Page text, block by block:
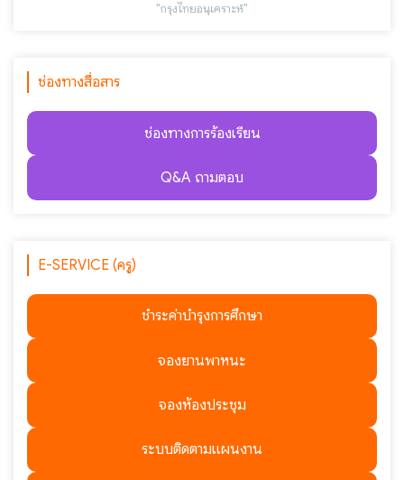
"กรุงไทยอนุเคราะห์"
ช่องทางสื่อสาร
ช่องทางการร้องเรียน
Q&A ถามตอบ
E-SERVICE (ครู)
ชำระค่าบำรุงการศึกษา
จองยานพาหนะ
จองห้องประชุม
ระบบติดตามแผนงาน